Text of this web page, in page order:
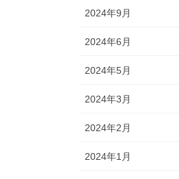
2024年9月
2024年6月
2024年5月
2024年3月
2024年2月
2024年1月